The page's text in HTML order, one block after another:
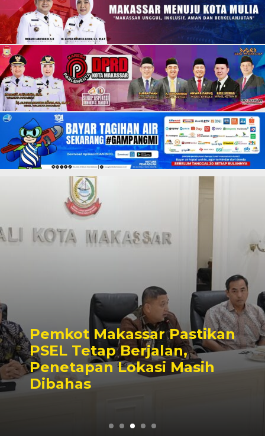
Pemkot Makassar Pastikan
PSEL Tetap Berjalan,
Penetapan Lokasi Masih
Dibahas